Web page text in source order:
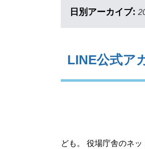
日別アーカイブ:
LINE公式ア
ども。 役場庁舎のネ